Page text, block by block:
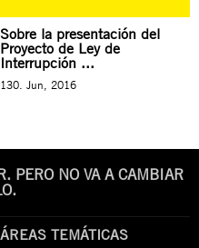
Sobre la presentación del
Proyecto de Ley de
Interrupción ...
130. Jun, 2016
PERO NO VA A CAMBIAR
ÁREAS TEMÁTICAS